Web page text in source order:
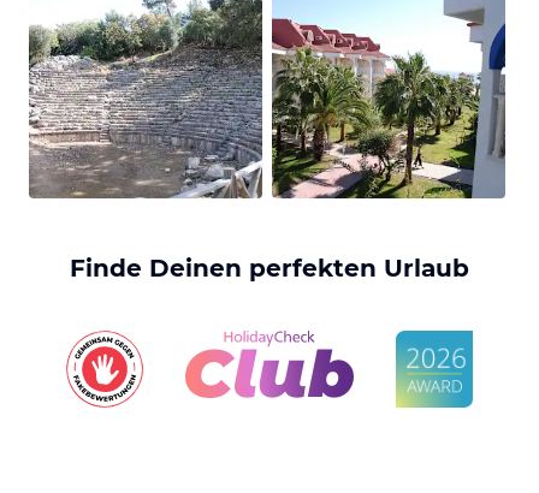
Finde Deinen perfekten Urlaub